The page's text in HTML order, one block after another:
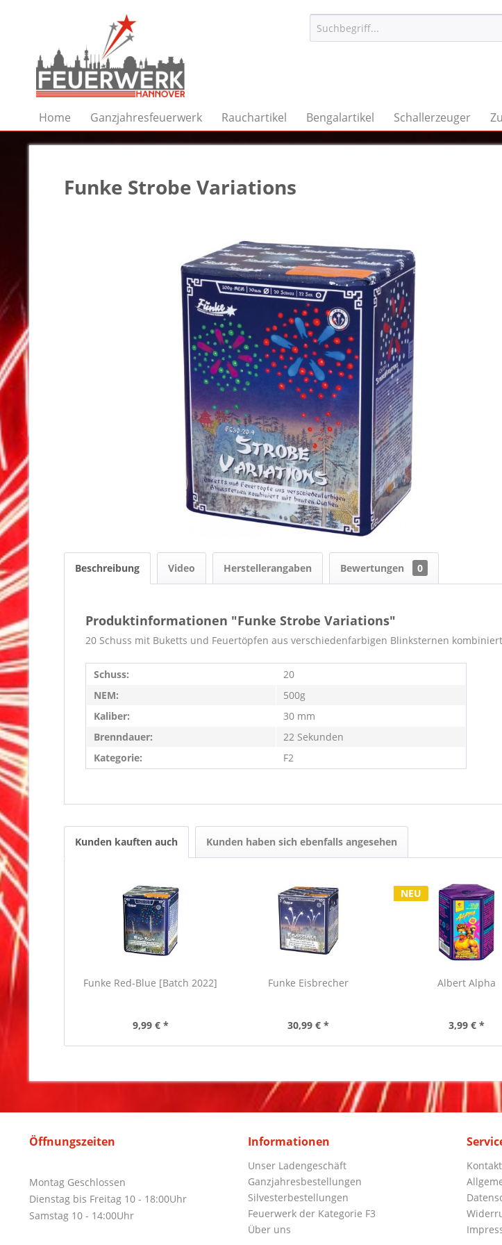
Home Ganzjahresfeuerwerk Rauchartikel Bengalartikel Schallerzeuger
Funke Strobe Variations
Beschreibung Video Herstellerangaben Bewertungen 0
Produktinformationen "Funke Strobe Variations"
20 Schuss mit Buketts und Feuertöpfen aus verschiedenfarbigen Blinksternen
Schuss:
20
NEM:
500g
Kaliber:
30 mm
Brenndauer:
22 Sekunden
Kategorie:
F2
Kunden kauften auch Kunden haben sich ebenfalls angesehen
Funke Red-Blue [Batch 2022]
9,99 € *
Funke Eisbrecher
30,99 € *
NEU
Albert Alpha
3,99 € *
Öffnungszeiten
Montag Geschlossen
Dienstag bis Freitag 10 - 18:00Uhr
Samstag 10 - 14:00Uhr
Informationen
Unser Ladengeschäft
Ganzjahresbestellungen
Silvesterbestellungen
Feuerwerk der Kategorie F3
Über uns
Kontakt